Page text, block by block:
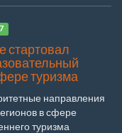
стартовал
туризма
направления
в сфере
туризма